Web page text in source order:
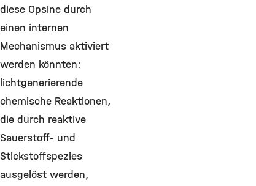
diese Opsine durch
einen internen
Mechanismus aktiviert
werden könnten:
lichtgenerierende
chemische Reaktionen,
die durch reaktive
Sauerstoff- und
Stickstoffspezies
ausgelöst werden,